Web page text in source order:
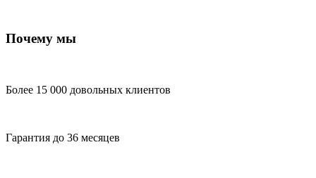
Почему мы
Более 15 000 довольных клиентов
Гарантия до 36 месяцев